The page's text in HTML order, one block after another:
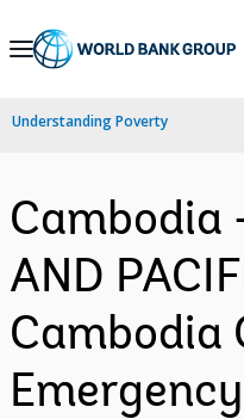
Skip
Navigation
Understanding Poverty
Cambodia
AND
Cambodia